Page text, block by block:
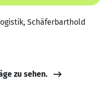
Schäferbarthold
zu sehen.